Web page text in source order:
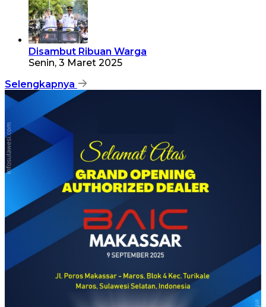
Disambut Ribuan Warga
Senin, 3 Maret 2025
Selengkapnya